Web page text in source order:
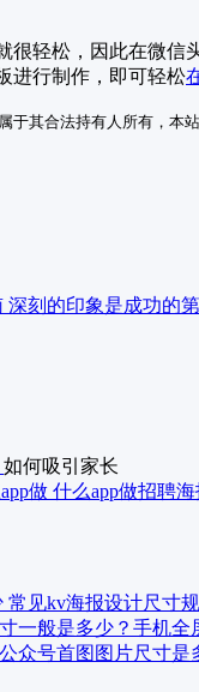
轻松，因此在微
进行制作，即可轻松
于其合法持有人所有，
深刻的印象是成功的
如何吸引家长
做 什么app做招聘